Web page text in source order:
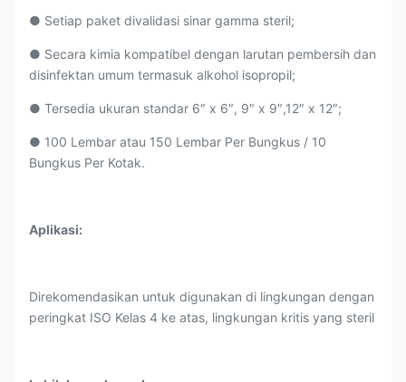
● Setiap paket divalidasi sinar gamma steril;
● Secara kimia kompatibel dengan larutan pembersih dan
disinfektan umum termasuk alkohol isopropil;
● Tersedia ukuran standar 6″ x 6″, 9″ x 9″,12″ x 12″;
● 100 Lembar atau 150 Lembar Per Bungkus / 10
Bungkus Per Kotak.
Aplikasi:
Direkomendasikan untuk digunakan di lingkungan dengan
peringkat ISO Kelas 4 ke atas, lingkungan kritis yang steril